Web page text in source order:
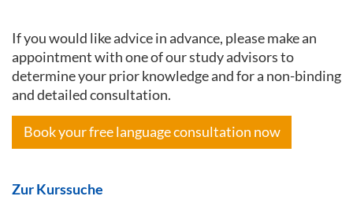
If you would like advice in advance, please make an
appointment with one of our study advisors to
determine your prior knowledge and for a non-binding
and detailed consultation.
Book your free language consultation now
Zur Kurssuche